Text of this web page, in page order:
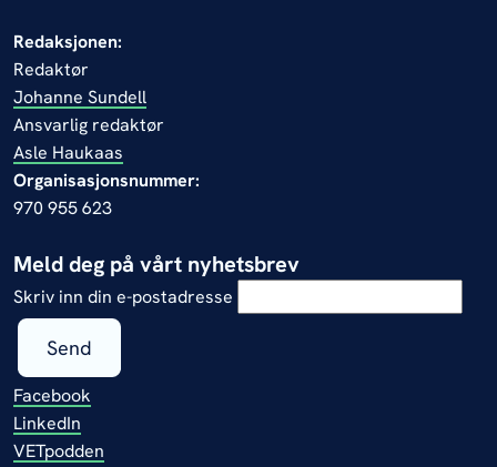
Redaksjonen:
Redaktør
Johanne Sundell
Ansvarlig redaktør
Asle Haukaas
Organisasjonsnummer:
970 955 623
Meld deg på vårt nyhetsbrev
Skriv inn din e-postadresse
Send
Facebook
LinkedIn
VETpodden